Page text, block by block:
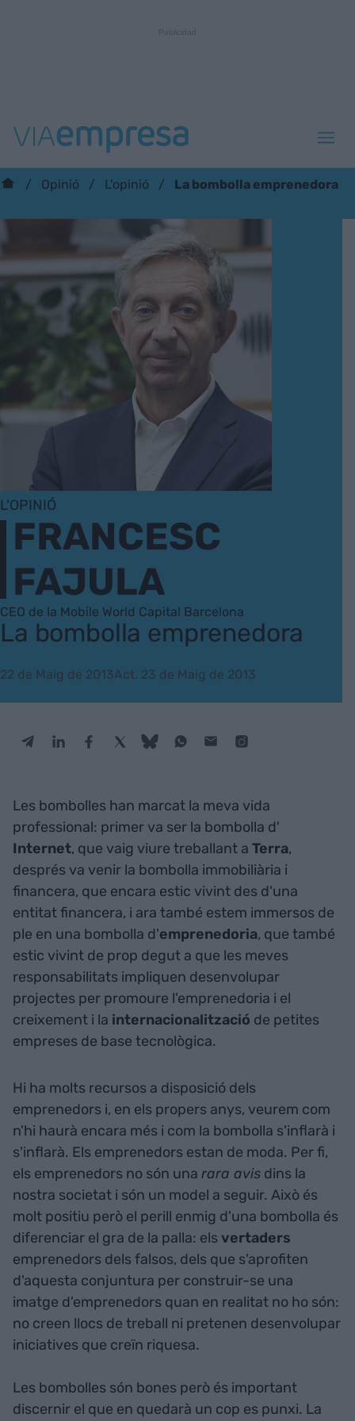
Opinió L'opinió La bombolla emprenedora
L'OPINIÓ
FRANCESC
FAJULA
CEO de la Mobile World Capital Barcelona
La bombolla emprenedora
22 de Maig de 2013Act. 23 de Maig de 2013
Les bombolles han marcat la meva vida
professional: primer va ser la bombolla d'
Internet, que vaig viure treballant a Terra,
després va venir la bombolla immobiliària i
financera, que encara estic vivint des d'una
entitat financera, i ara també estem immersos de
ple en una bombolla d'emprenedoria, que també
estic vivint de prop degut a que les meves
responsabilitats impliquen desenvolupar
projectes per promoure l'emprenedoria i el
creixement i la internacionalització de petites
empreses de base tecnològica.
Hi ha molts recursos a disposició dels
emprenedors i, en els propers anys, veurem com
n'hi haurà encara més i com la bombolla s'inflarà i
s'inflarà. Els emprenedors estan de moda. Per fi,
els emprenedors no són una rara avis dins la
nostra societat i són un model a seguir. Això és
molt positiu però el perill enmig d'una bombolla és
diferenciar el gra de la palla: elsvertaders
emprenedors dels falsos, dels que s'aprofiten
d'aquesta conjuntura per construir-se una
imatge d'emprenedors quan en realitat no ho són:
no creen llocs de treball ni pretenen desenvolupar
iniciatives que creïn riquesa.
Les bombolles són bones però és important
discernir el que en quedarà un cop es punxi. La